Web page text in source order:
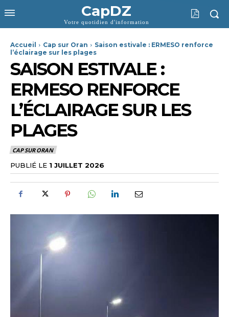
CapDZ
Votre quotidien d'information
Accueil Cap sur Oran
Saison estivale : ERMESO renforce
l’éclairage sur les plages
SAISON ESTIVALE :
ERMESO RENFORCE
L’ÉCLAIRAGE SUR LES
PLAGES
CAP SUR ORAN
PUBLIÉ LE 1 JUILLET 2026